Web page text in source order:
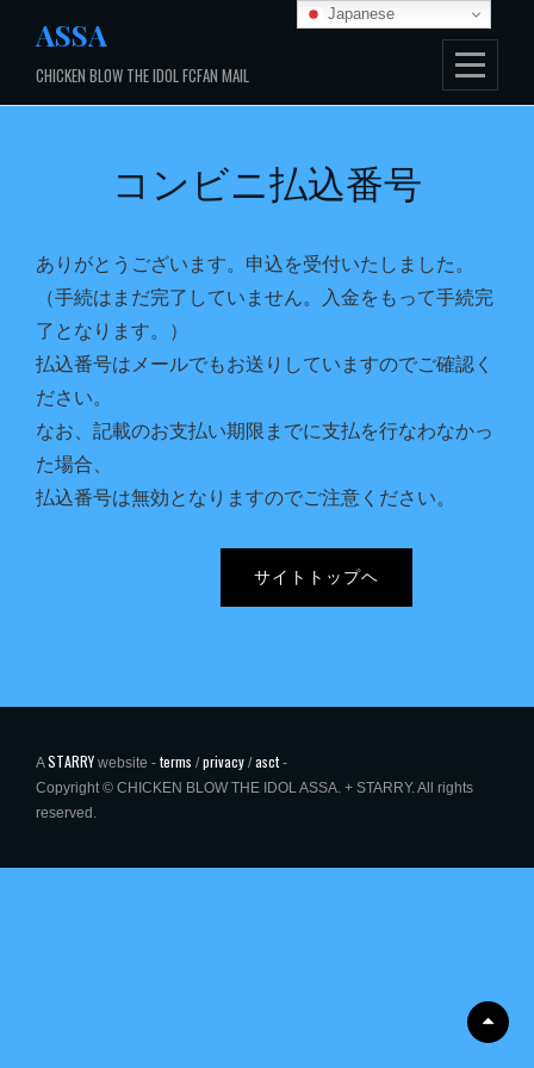
content
ASSA
CHICKEN BLOW THE IDOL FCFAN MAIL
コンビニ払込番号
ありがとうございます。申込を受付いたしました。
（手続はまだ完了していません。入金をもって手続完
了となります。）
払込番号はメールでもお送りしていますのでご確認く
ださい。
なお、記載のお支払い期限までに支払を行なわなかっ
た場合、
払込番号は無効となりますのでご注意ください。
サイトトップヘ
ASTARRY website - terms /privacy /asct-
Copyright © CHICKEN BLOW THE IDOL ASSA. + STARRY. All rights
reserved.
Up
Japanese